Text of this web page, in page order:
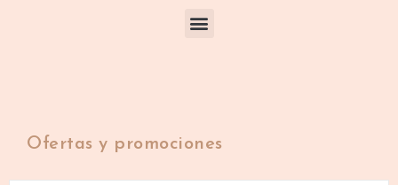
Ofertas y promociones